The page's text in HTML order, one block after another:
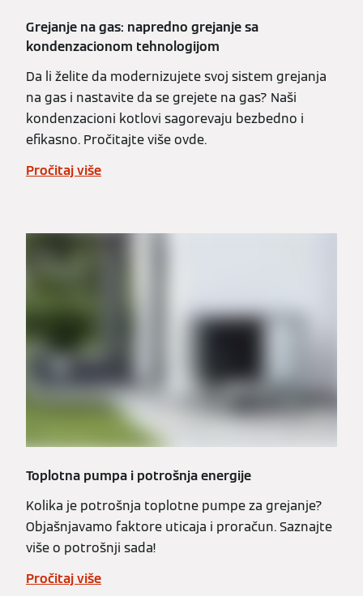
Grejanje na gas: napredno grejanje sa
kondenzacionom tehnologijom
Da li želite da modernizujete svoj sistem grejanja
na gas i nastavite da se grejete na gas? Naši
kondenzacioni kotlovi sagorevaju bezbedno i
efikasno. Pročitajte više ovde.
Pročitaj više
Toplotna pumpa i potrošnja energije
Kolika je potrošnja toplotne pumpe za grejanje?
Objašnjavamo faktore uticaja i proračun. Saznajte
više o potrošnji sada!
Pročitaj više